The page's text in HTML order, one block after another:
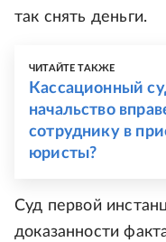
так снять деньги.
ЧИТАЙТЕ ТАКЖЕ
Кассационный
начальство
сотруднику в
юристы?
Суд первой
доказанности